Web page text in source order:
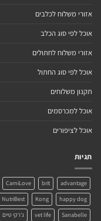
אזורי משלוח לכלבים
אוכל לפי סוג הכלב
אזורי משלוח לחתולים
אוכל לפי סוג החתול
תקנון משלוחים
אוכל למכרסמים
אוכל לציפורים
תגיות
advantage
brit
CarniLove
happy dog
Kong
NutriBest
Sanabelle
vet life ג'רקי טיים